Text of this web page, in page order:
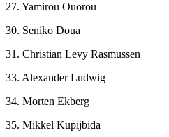
27. Yamirou Ouorou
30. Seniko Doua
31. Christian Levy Rasmussen
33. Alexander Ludwig
34. Morten Ekberg
35. Mikkel Kupijbida